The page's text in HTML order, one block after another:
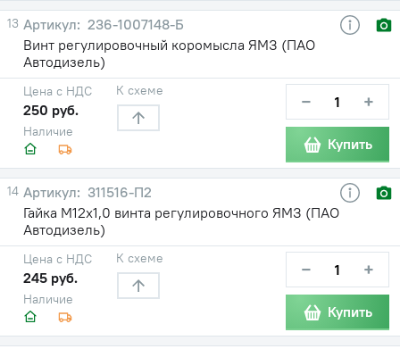
13
236-1007148-Б
Винт регулировочный коромысла ЯМЗ (ПАО
Автодизель)
Наличие
Цена с НДС
250 руб.
К схеме − +
Купить
14
311516-П2
Гайка М12х1,0 винта регулировочного ЯМЗ (ПАО
Автодизель)
Наличие
Цена с НДС
245 руб.
К схеме − +
Купить